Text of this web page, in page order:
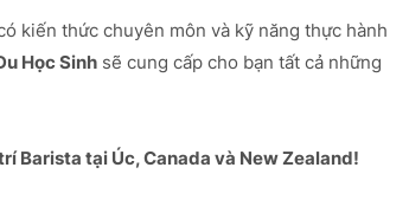
kiến thức chuyên môn và kỹ năng thực hành
Học Sinh sẽ cung cấp cho bạn tất cả những
Barista tại Úc, Canada và New Zealand!